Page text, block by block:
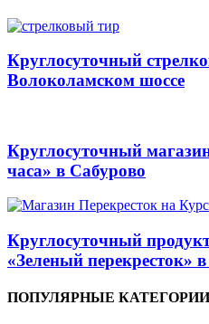
Круглосуточный
Волоколамском шоссе
Круглосуточный
часа» в Сабурово
Круглосуточный
«Зеленый перекресток»
ПОПУЛЯРНЫЕ КАТЕГОРИИ